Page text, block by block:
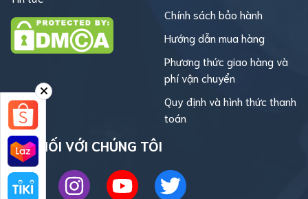
Chính sách bảo hành
Hướng dẫn mua hàng
Phương thức giao hàng và
phí vận chuyển
Quy định và hình thức thanh
toán
KẾT NỐI VỚI CHÚNG TÔI